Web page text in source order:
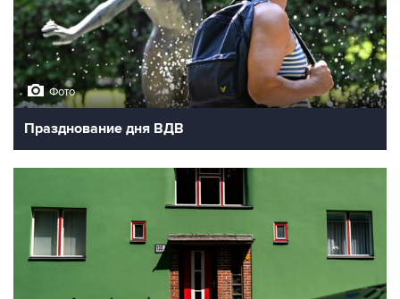
Фото
Празднование дня ВДВ